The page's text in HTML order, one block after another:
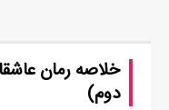
خلاصه رمان
دوم)